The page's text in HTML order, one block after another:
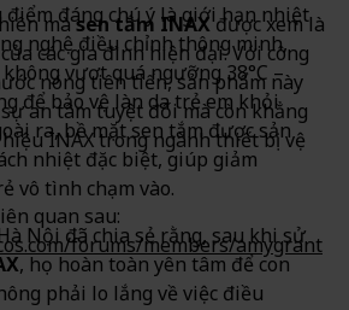
đáng chú ý là giới hạn nhiệt
nghệ điều chỉnh thông minh,
vượt quá ngưỡng 38°C –
để bảo vệ làn da trẻ em khỏi
ra, bề mặt sen tắm được sản
nhiệt đặc biệt, giúp giảm
vô tình chạm vào.
Nội đã chia sẻ rằng, sau khi sử
, họ hoàn toàn yên tâm để con
phải lo lắng về việc điều
màsen tắm INAXđược xem là
các gia đình hiện đại. Với công
nóng tiên tiến, sản phẩm này
an tâm tuyệt đối mà còn khẳng
INAX trong ngành thiết bị vệ
quan sau:
forums/members/amygrant